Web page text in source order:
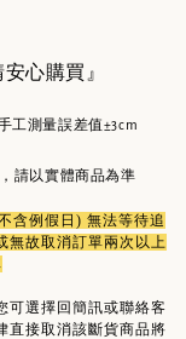
心購買』
工測量誤差值±3cm
請以實體商品為準
含例假日) 無法等待追
無故取消訂單兩次以上
可選擇回簡訊或聯絡客
直接取消該斷貨商品將